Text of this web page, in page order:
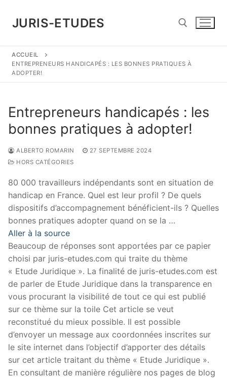
contenu
JURIS-ETUDES
Rechercher :
ACCUEIL
ENTREPRENEURS HANDICAPÉS : LES BONNES PRATIQUES À
ADOPTER!
Entrepreneurs handicapés : les
bonnes pratiques à adopter!
ALBERTO ROMARIN
27 SEPTEMBRE 2024
HORS CATÉGORIES
80 000 travailleurs indépendants sont en situation de
handicap en France. Quel est leur profil ? De quels
dispositifs d’accompagnement bénéficient-ils ? Quelles
bonnes pratiques adopter quand on se la …
Aller à la source
Beaucoup de réponses sont apportées par ce papier
choisi par juris-etudes.com qui traite du thème
« Etude Juridique ». La finalité de juris-etudes.com est
de parler de Etude Juridique dans la transparence en
vous procurant la visibilité de tout ce qui est publié
sur ce thème sur la toile Cet article se veut
reconstitué du mieux possible. Il est possible
d’envoyer un message aux coordonnées inscrites sur
le site internet dans l’objectif d’apporter des détails
sur cet article traitant du thème « Etude Juridique ».
En consultant de manière régulière nos pages de blog